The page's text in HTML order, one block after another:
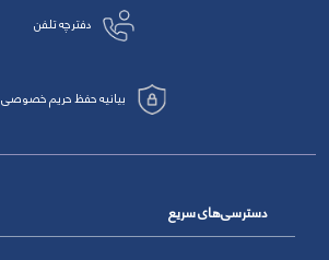
دفترچه تلفن
بیانیه حفظ حریم خصوصی
دسترسی‌های سریع